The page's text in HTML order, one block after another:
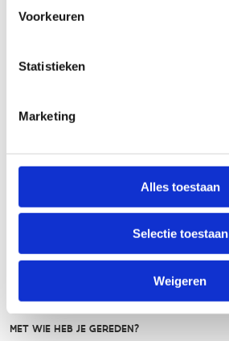
Voorkeuren
Statistieken
Marketing
Alles toestaan
Selectie toestaan
Weigeren
Bewolkt
Winters
Beginner
MET WIE HEB JE GEREDEN?